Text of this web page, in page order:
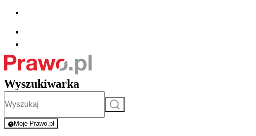
Wyszukiwarka
Szukaj
Moje Prawo.pl
- rejestracja i logowanie do serwisu